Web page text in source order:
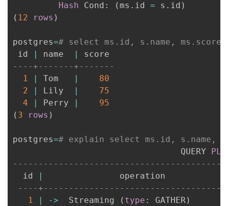
Hash Cond: ( ms . id = s . id )
( 12 rows )
postgres=# select ms.id, s.name,
id
| name |
----+-------+-------
1
| Tom |
80
2
| Lily |
75
4
| Perry |
95
( 3 rows )
postgres=# explain select ms.id, s.name,
                                 QUERY
  id
|
----
1
| ->
  Streaming
( type : GATHER)